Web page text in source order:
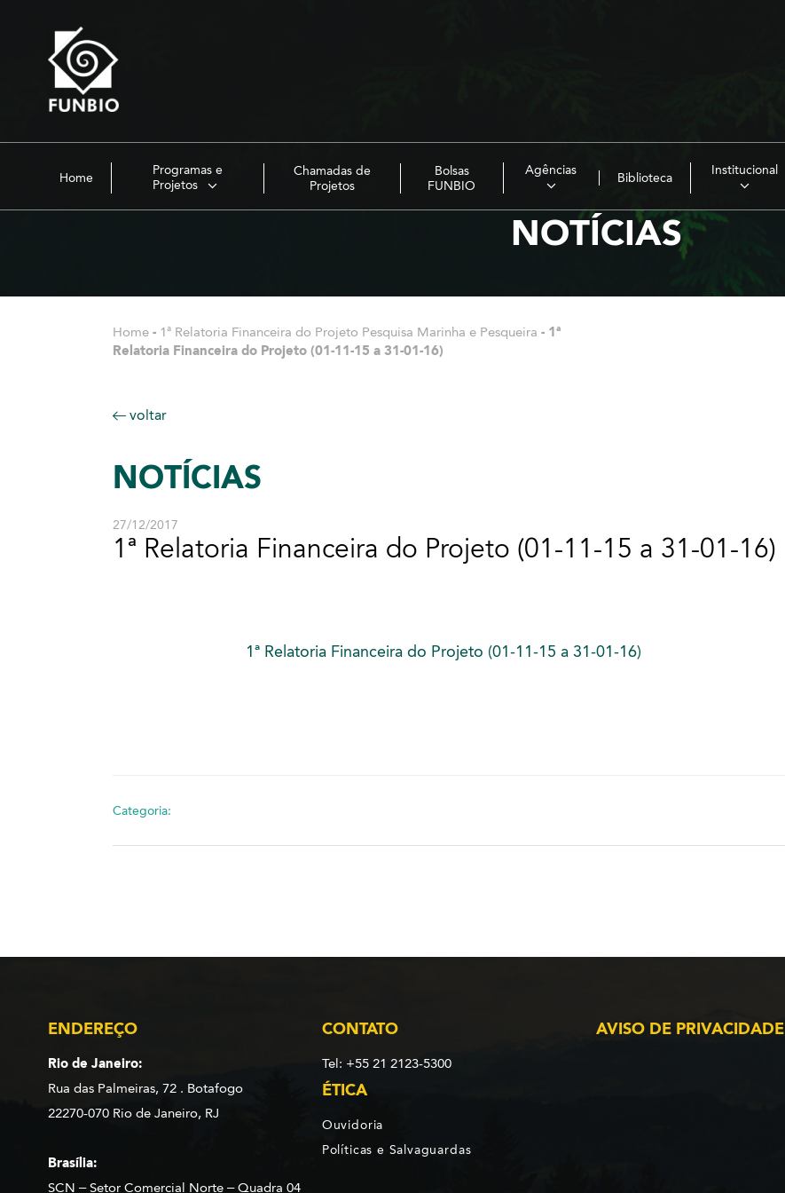
Home
Programas e
Projetos
Chamadas de
Projetos
Bolsas
FUNBIO
Agências
Biblioteca
Institucional
NOTÍCIAS
Home - 1ª Relatoria Financeira do Projeto Pesquisa Marinha e Pesqueira - 1ª
Relatoria Financeira do Projeto (01-11-15 a 31-01-16)
voltar
NOTÍCIAS
27/12/2017
1ª Relatoria Financeira do Projeto (01-11-15 a 31-01-16)
1ª Relatoria Financeira do Projeto (01-11-15 a 31-01-16)
Categoria:
ENDEREÇO
Rio de Janeiro:
Rua das Palmeiras, 72 . Botafogo
22270-070 Rio de Janeiro, RJ
Brasília:
SCN – Setor Comercial Norte – Quadra 04
CONTATO
Tel: +55 21 2123-5300
AVISO DE PRIVACIDADE
ÉTICA
Ouvidoria
Políticas e Salvaguardas